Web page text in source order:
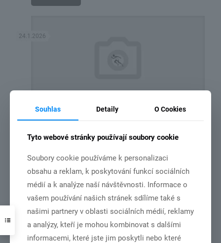
24.1.2026
leden 2026
12.10.2025
Souhlas Detaily O Cookies
Tyto webové stránky používají soubory cookie
Soubory cookie používáme k personalizaci
obsahu a reklam, k poskytování funkcí sociálních
médií a k analýze naší návštěvnosti. Informace o
vašem používání našich stránek sdílíme také s
našimi partnery v oblasti sociálních médií, reklamy
a analýzy, kteří je mohou kombinovat s dalšími
informacemi, které jste jim poskytli nebo které